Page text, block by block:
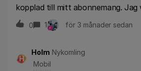
kopplad till mitt abonnemang. Jag
huvudabonnemanget som vanligt.
kontrollera om det finns
0 1 för 3 månader sedan
H
Holm Nykomling
Mobil